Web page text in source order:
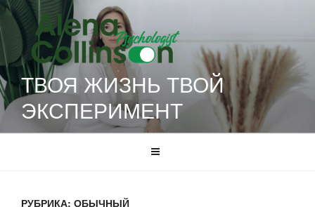
Перейти
к
содержимому
ТВОЯ ЖИЗНЬ ТВОЙ
ЭКСПЕРИМЕНТ
РУБРИКА: ОБЫЧНЫЙ